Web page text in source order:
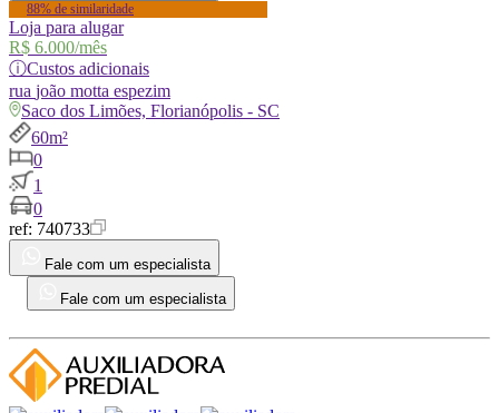
88% de similaridade
Loja para alugar
R$ 6.000/mês
ⓘCustos adicionais
rua joão motta espezim
Saco dos Limões, Florianópolis - SC
60m²
0
1
0
ref: 740733
Fale com um especialista
Fale com um especialista